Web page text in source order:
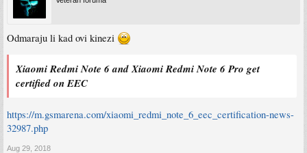
Odmaraju li kad ovi kinezi
Xiaomi Redmi Note 6 and Xiaomi Redmi Note 6 Pro get
certified on EEC
https://m.gsmarena.com/xiaomi_redmi_note_6_eec_certification-news-
32987.php
Aug 29, 2018